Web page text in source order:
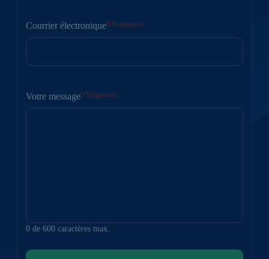
Courrier électronique(Obligatoire)
Votre message(Obligatoire)
0 de 600 caractères max.